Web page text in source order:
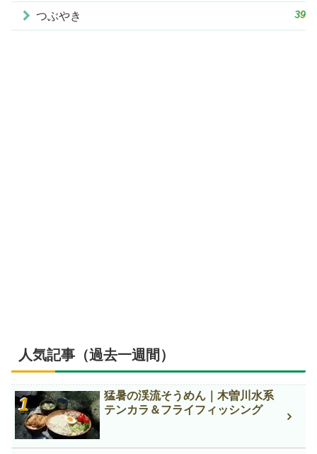
つぶやき 39
人気記事（過去一週間）
猛暑の渓流そうめん｜木曽川水系
テンカラ＆フライフィッシング